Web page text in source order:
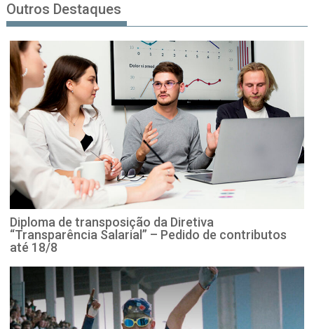
Outros Destaques
Diploma de transposição da Diretiva
“Transparência Salarial” – Pedido de contributos
até 18/8